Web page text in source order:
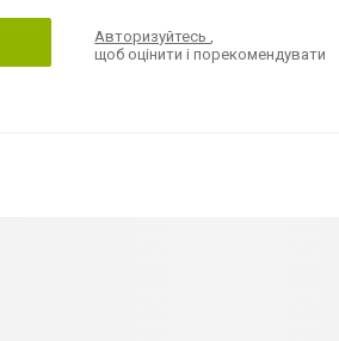
Авторизуйтесь
щоб оцінити і порекомендувати